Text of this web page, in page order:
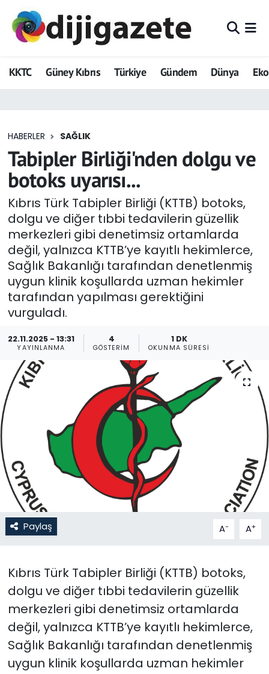
KKTC Güney Kıbrıs Türkiye Gündem Dünya
HABERLER SAĞLIK
Tabipler Birliği'nden dolgu ve
botoks uyarısı...
Kıbrıs Türk Tabipler Birliği (KTTB) botoks,
dolgu ve diğer tıbbi tedavilerin güzellik
merkezleri gibi denetimsiz ortamlarda
değil, yalnızca KTTB’ye kayıtlı hekimlerce,
Sağlık Bakanlığı tarafından denetlenmiş
uygun klinik koşullarda uzman hekimler
tarafından yapılması gerektiğini
vurguladı.
22.11.2025 - 13:31
YAYINLANMA
4
GÖSTERIM
1 DK
OKUNMA SÜRESI
Paylaş A- A+
Kıbrıs Türk Tabipler Birliği (KTTB) botoks,
dolgu ve diğer tıbbi tedavilerin güzellik
merkezleri gibi denetimsiz ortamlarda
değil, yalnızca KTTB’ye kayıtlı hekimlerce,
Sağlık Bakanlığı tarafından denetlenmiş
uygun klinik koşullarda uzman hekimler
ADVERTORIAL
Dijigazete
Eğitim
Ekonomi
Foto Galeri
GEZİ
Güncel
Gündem
KKTC
KKTC YEREL SEÇİM 2018
Kültür Sanat
Magazin
Moda
Nöbetçi Eczaneler
Otomobil Dünyası
Politika
SAĞLIK
Spor
Teknoloji
TÜRKiYE
Hava Durumu
Trafik Durumu
Tüm Manşetler
Son Dakika Haberleri
Haber Arşivi